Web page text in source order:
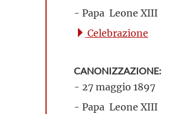
- Papa Leone XIII
Celebrazione
CANONIZZAZIONE:
- 27 maggio 1897
- Papa Leone XIII